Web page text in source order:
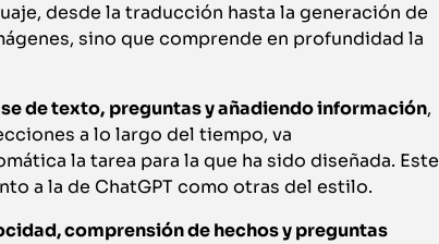
desde la traducción hasta la generación de
sino que comprende en profundidad la
de texto, preguntas y añadiendo información,
a lo largo del tiempo, va
la tarea para la que ha sido diseñada. Este
a la de ChatGPT como otras del estilo.
comprensión de hechos y preguntas